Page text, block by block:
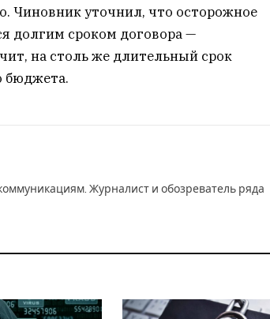
Чиновник уточнил, что осторожное
долгим сроком договора —
на столь же длительный срок
бюджета.
Журналист и обозреватель ряда